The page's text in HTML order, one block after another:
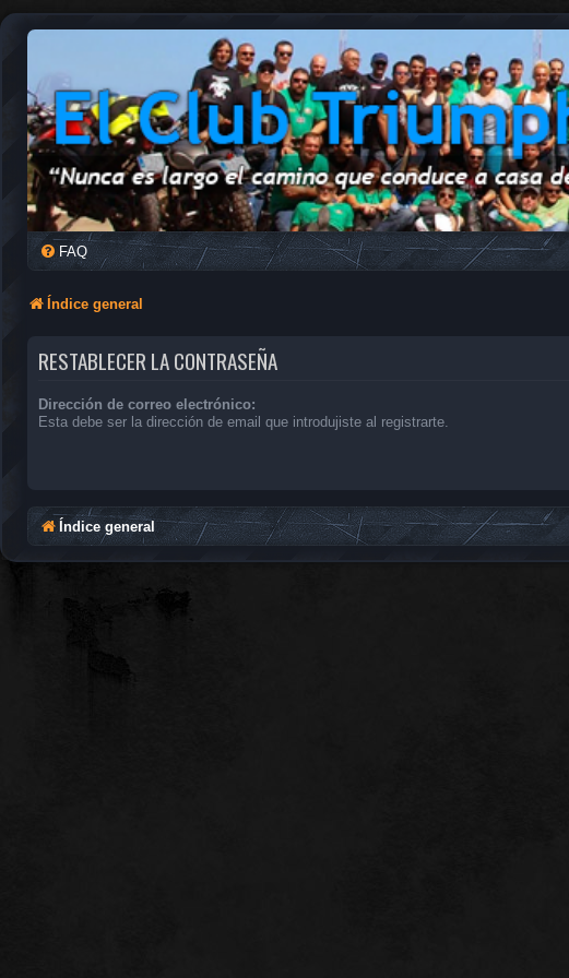
FAQ
Índice general
RESTABLECER LA CONTRASEÑA
Dirección de correo electrónico:
Esta debe ser la dirección de email que introdujiste al registrarte.
Índice general